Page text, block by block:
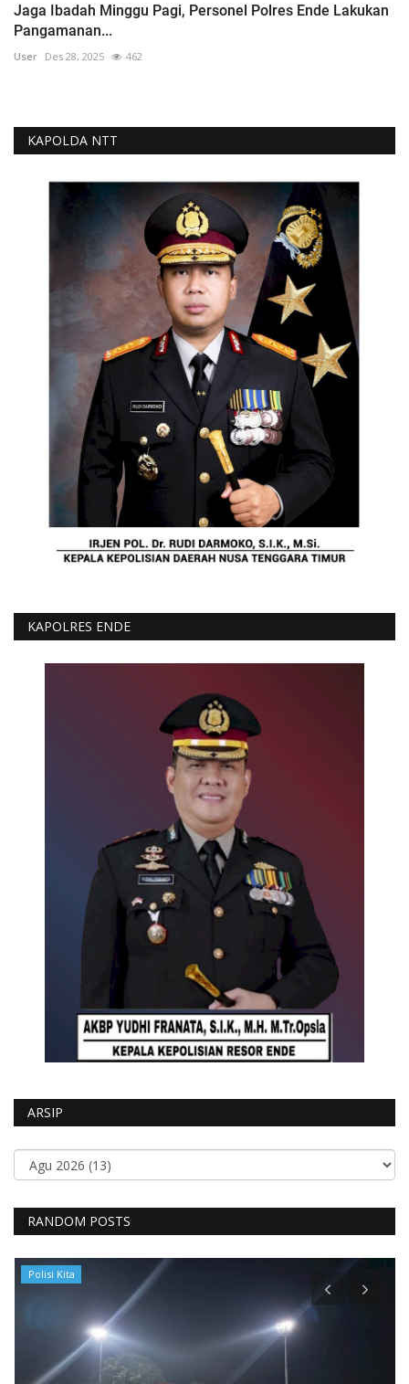
Jaga Ibadah Minggu Pagi, Personel Polres Ende Lakukan
Pangamanan...
User Des 28, 2025 462
KAPOLDA NTT
KAPOLRES ENDE
ARSIP
RANDOM POSTS
Polisi Kita